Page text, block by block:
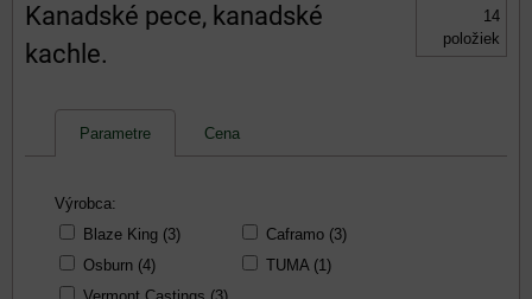
Kanadské pece, kanadské
kachle.
14
položiek
Parametre Cena
Výrobca:
Blaze King (3)
Caframo (3)
Osburn (4)
TUMA (1)